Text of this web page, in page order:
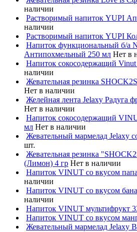
наличии
Растворимый напиток YUPI
наличии
Растворимый напиток YUPI
Напиток функциональный б/а
Антипохмельный 250 мл Нет в
Напиток сокосодержащий
наличии
Жевательная резинка
Нет в наличии
Желейная лента Jelaxy Радуга
Нет в наличии
Напиток сокосодержащий
мл Нет в наличии
Жевательный мармелад Jelaxy
шт.
Жевательная резинка
(Лимон) 4 гр Нет в наличии
Напиток VINUT со вкусом
наличии
Напиток VINUT со вкусом
наличии
Напиток VINUT мультифрукт
Напиток VINUT со вкусом
Жевательный мармелад Jelaxy